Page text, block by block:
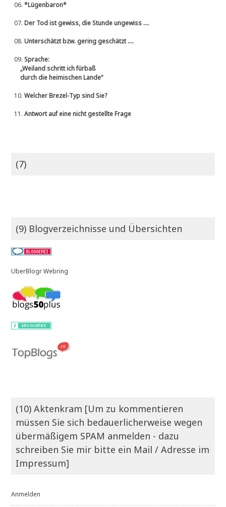
06.*Lügenbaron*
07.Der Tod ist gewiss, die Stunde ungewiss ....
08.Unterschätzt bzw. gering geschätzt ....
09.Sprache:
„Weiland schritt ich fürbaß
durch die heimischen Lande“
10.Welcher Brezel-Typ sind Sie?
11.Antwort auf eine nicht gestellte Frage
(7)
(9) Blogverzeichnisse und Übersichten
UberBlogr Webring
(10) Aktenkram [Um zu kommentieren
müssen Sie sich bedauerlicherweise wegen
übermäßigem SPAM anmelden - dazu
schreiben Sie mir bitte ein Mail / Adresse im
Impressum]
Anmelden